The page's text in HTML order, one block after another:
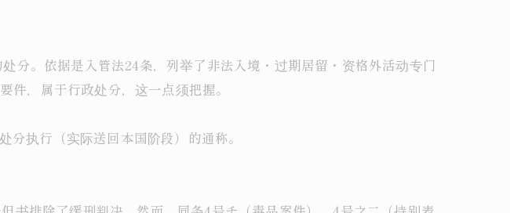
分。依据是入管法24条，列举了非法入境・过期居留・资格外活动专门
，属于行政处分，这一点须把握。
执行（实际送回本国阶段）的通称。